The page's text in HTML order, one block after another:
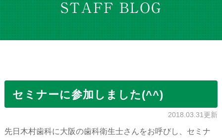
STAFF BLOG
セミナーに参加しました(^^)
2018.03.31更新
先日木村歯科に大阪の歯科衛生士さんをお呼びし、セミナ